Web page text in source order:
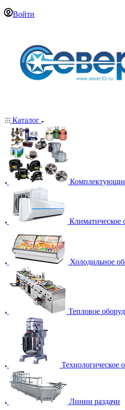
Войти
Каталог
Климатическое
Холодильное
Тепловое
Технологическое
Линии раздачи